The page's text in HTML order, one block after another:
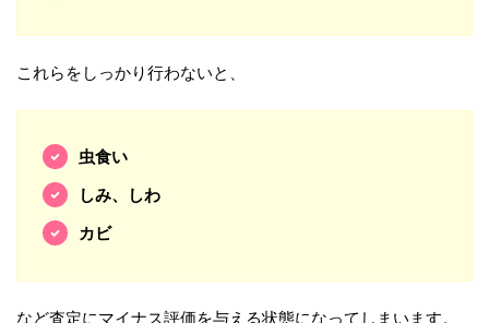
これらをしっかり行わないと、
虫食い
しみ、しわ
カビ
など査定にマイナス評価を与える状態になってしまいます。